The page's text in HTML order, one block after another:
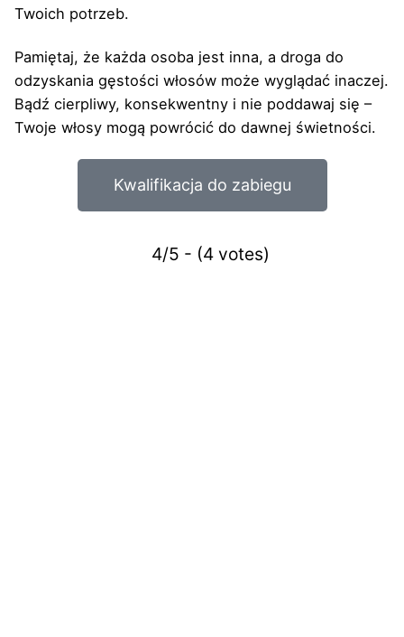
Twoich potrzeb.
Pamiętaj, że każda osoba jest inna, a droga do
odzyskania gęstości włosów może wyglądać inaczej.
Bądź cierpliwy, konsekwentny i nie poddawaj się –
Twoje włosy mogą powrócić do dawnej świetności.
Kwalifikacja do zabiegu
4/5 - (4 votes)